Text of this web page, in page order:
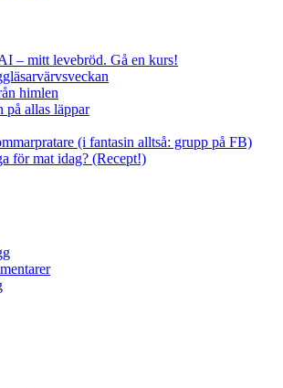
– mitt levebröd. Gå en kurs!
himlen
på allas läppar
(i fantasin alltså: grupp på FB)
för mat idag? (Recept!)